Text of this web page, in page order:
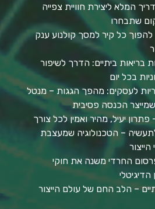
המלא ליצירת חוויית צפייה
שתבחרו
להפוך כל קיר למסך קולנוע ענק
בריאות ביתיים: הדרך לשיפור
בכל יום
לעסקים: מהפך הגגות – מנטל
הכנסה פסיבית
יעיל, מהיר ואמין לכל צורך
לתעשיה – הטכנולוגיה שמעצבת
החרדי משנה את חוקי
– הלב החם של עולם הייצור